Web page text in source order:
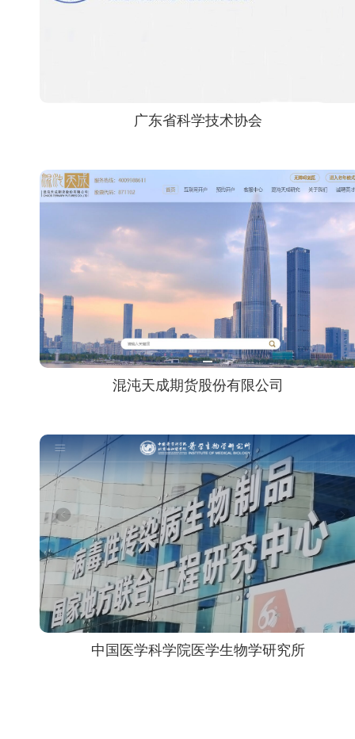
广东省科学技术协会
混沌天成期货股份有限公司
中国医学科学院医学生物学研究所